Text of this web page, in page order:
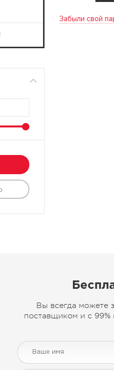
Забыли свой
Вы всегда можете
поставщиком и с 99%